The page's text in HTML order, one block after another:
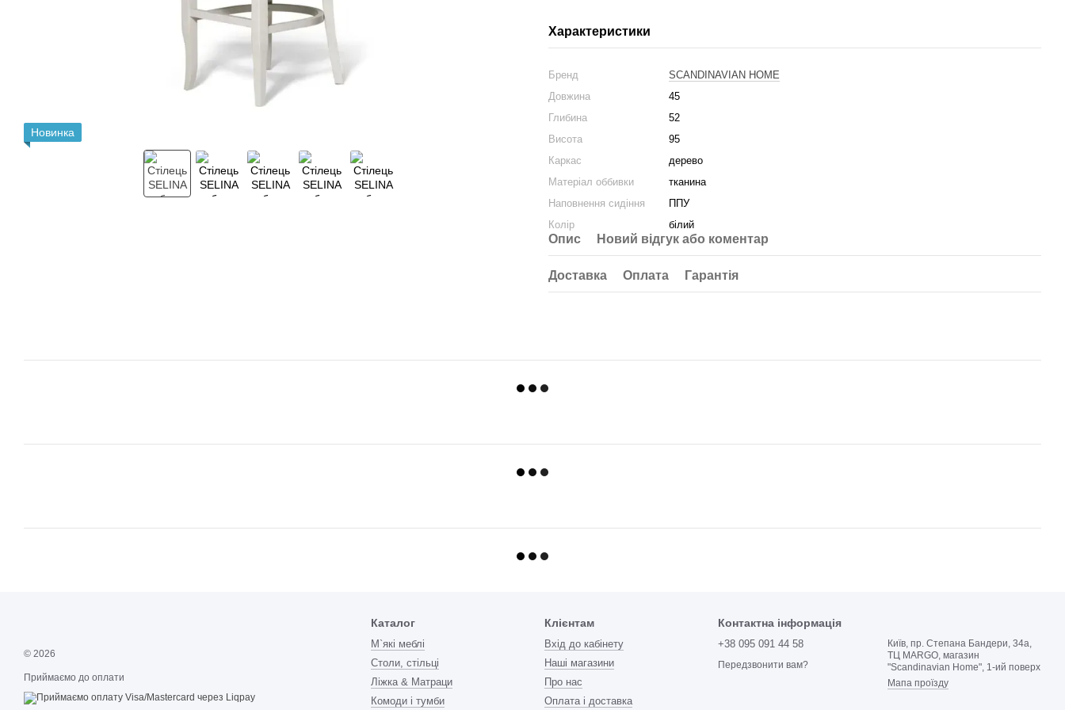
Новинка
Характеристики
Бренд
SCANDINAVIAN HOME
Довжина
45
Глибина
52
Висота
95
Каркас
дерево
Матеріал оббивки
тканина
Наповнення сидіння
ППУ
Колір
білий
Опис Новий відгук або коментар
Доставка Оплата Гарантія
© 2026
Приймаємо до оплати
Каталог
М`які меблі
Столи, стільці
Ліжка & Матраци
Комоди і тумби
Клієнтам
Вхід до кабінету
Наші магазини
Про нас
Оплата і доставка
Контактна інформація
+38 095 091 44 58
Передзвонити вам?
Київ, пр. Степана Бандери, 34а,
ТЦ MARGO, магазин
"Scandinavian Home", 1-ий поверх
Мапа проїзду